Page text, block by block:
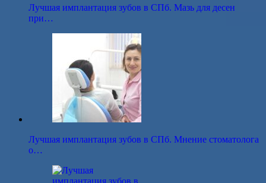
Лучшая имплантация зубов в СПб. Мазь для десен
при…
Лучшая имплантация зубов в СПб. Мнение стоматолога
о…